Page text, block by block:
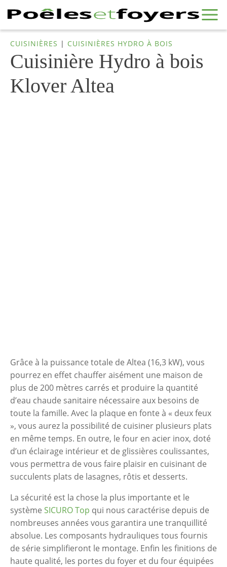
CUISINIÈRES | CUISINIÈRES HYDRO À BOIS
Cuisinière Hydro à bois
Klover Altea
Grâce à la puissance totale de Altea (16,3 kW), vous
pourrez en effet chauffer aisément une maison de
plus de 200 mètres carrés et produire la quantité
d’eau chaude sanitaire nécessaire aux besoins de
toute la famille. Avec la plaque en fonte à « deux feux
», vous aurez la possibilité de cuisiner plusieurs plats
en même temps. En outre, le four en acier inox, doté
d’un éclairage intérieur et de glissières coulissantes,
vous permettra de vous faire plaisir en cuisinant de
succulents plats de lasagnes, rôtis et desserts.
La sécurité est la chose la plus importante et le
système SICURO Top qui nous caractérise depuis de
nombreuses années vous garantira une tranquillité
absolue. Les composants hydrauliques tous fournis
de série simplifieront le montage. Enfin les finitions de
haute qualité, les portes du foyer et du four équipées